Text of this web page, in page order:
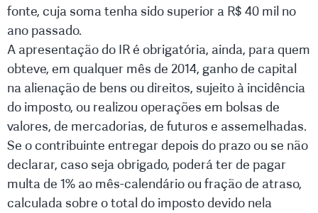
fonte, cuja soma tenha sido superior a R$ 40 mil no
ano passado.
A apresentação do IR é obrigatória, ainda, para quem
obteve, em qualquer mês de 2014, ganho de capital
na alienação de bens ou direitos, sujeito à incidência
do imposto, ou realizou operações em bolsas de
valores, de mercadorias, de futuros e assemelhadas.
Se o contribuinte entregar depois do prazo ou se não
declarar, caso seja obrigado, poderá ter de pagar
multa de 1% ao mês-calendário ou fração de atraso,
calculada sobre o total do imposto devido nela